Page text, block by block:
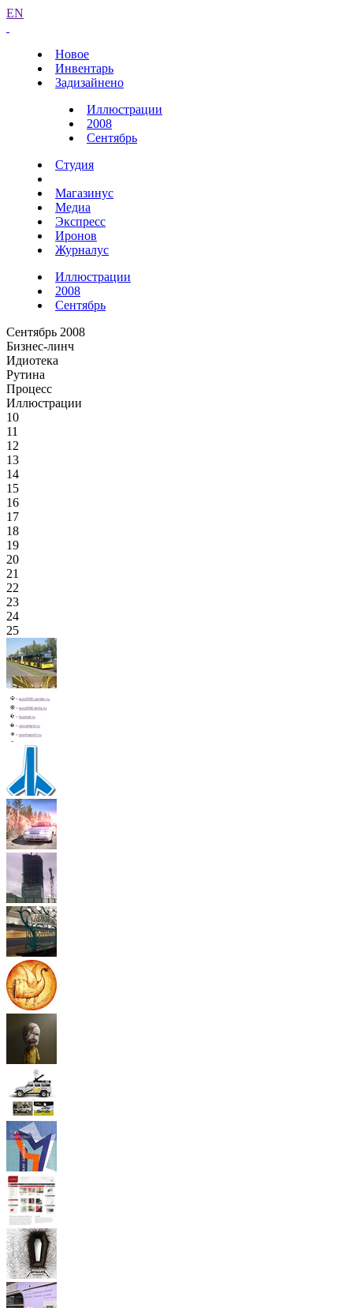
EN
Новое
Инвентарь
Задизайнено
Иллюстрации
2008
Сентябрь
Студия
Магазинус
Медиа
Экспресс
Иронов
Журналус
Иллюстрации
2008
Сентябрь
Сентябрь 2008
Бизнес-линч
Идиотека
Рутина
Процесс
Иллюстрации
10
11
12
13
14
15
16
17
18
19
20
21
22
23
24
25